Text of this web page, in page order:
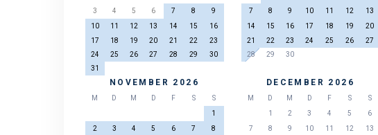
3
4 5 6 7 8
9
10
11 12 13 14 15
16
17
18 19 20 21 22
23
24
25 26 27 28 29
30
31
7
8 9 10 11 12
13
14
15 16 17 18 19
20
21
22 23 24 25 26
27
28
29 30
NOVEMBER 2026
M D M D F S
S
1
2
3 4 5 6 7
8
DECEMBER 2026
M D M D F S
S
1
2 3 4 5
6
7
8 9 10 11 12
13